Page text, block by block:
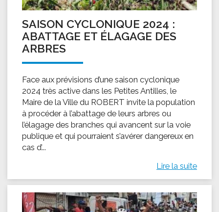
SAISON CYCLONIQUE 2024 :
ABATTAGE ET ÉLAGAGE DES
ARBRES
Face aux prévisions d’une saison cyclonique
2024 très active dans les Petites Antilles, le
Maire de la Ville du ROBERT invite la population
à procéder à l’abattage de leurs arbres ou
l’élagage des branches qui avancent sur la voie
publique et qui pourraient s’avérer dangereux en
cas d’...
Lire la suite